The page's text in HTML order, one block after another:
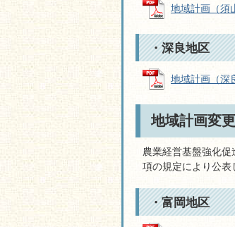
地域計画（須
・深良地区
地域計画（深
地域計画変
農業経営基盤強化
項の規定により公表
・富岡地区